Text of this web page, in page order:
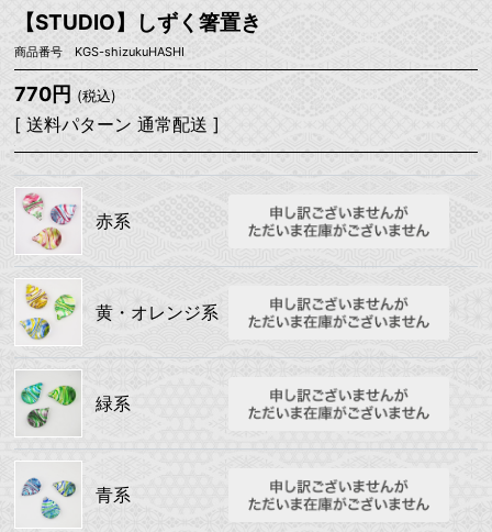
【STUDIO】しずく箸置き
商品番号 KGS-shizukuHASHI
770円 (税込)
[ 送料パターン 通常配送 ]
赤系
黄・オレンジ系
緑系
青系